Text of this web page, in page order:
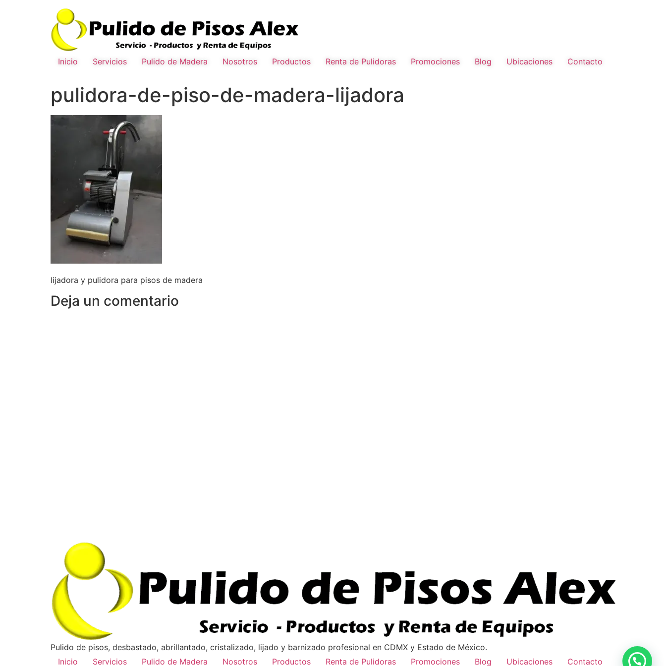
Inicio Servicios Pulido de Madera Nosotros Productos Renta de Pulidoras Promociones Blog Ubicaciones Contacto
pulidora-de-piso-de-madera-lijadora
lijadora y pulidora para pisos de madera
Deja un comentario
Pulido de pisos, desbastado, abrillantado, cristalizado, lijado y barnizado profesional en CDMX y Estado de México.
Inicio
Servicios Pulido de Madera Nosotros Productos Renta de Pulidoras Promociones Blog Ubicaciones Contacto